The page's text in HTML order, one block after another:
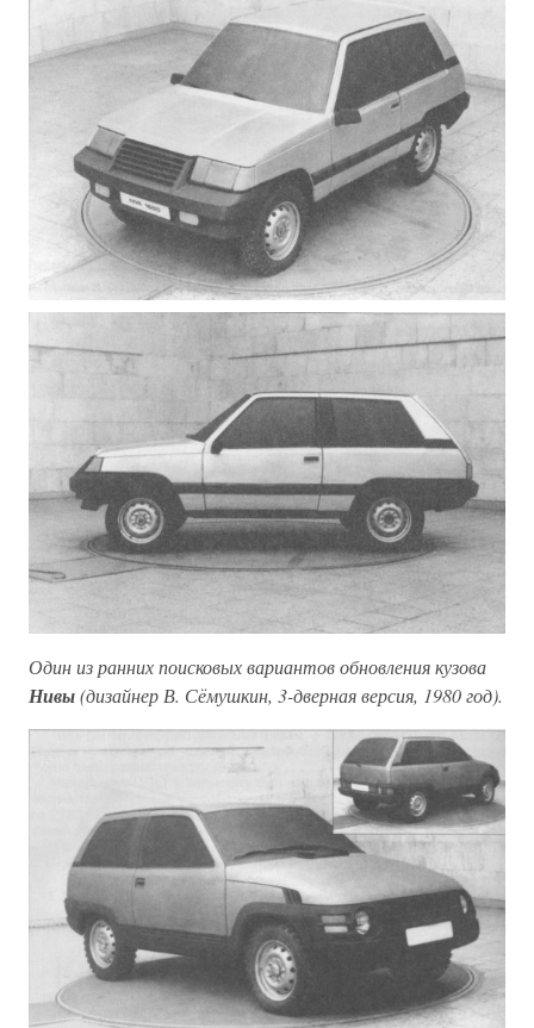
Один из ранних поисковых вариантов обновления кузова
Нивы(дизайнер В. Сёмушкин, 3-дверная версия, 1980 год).